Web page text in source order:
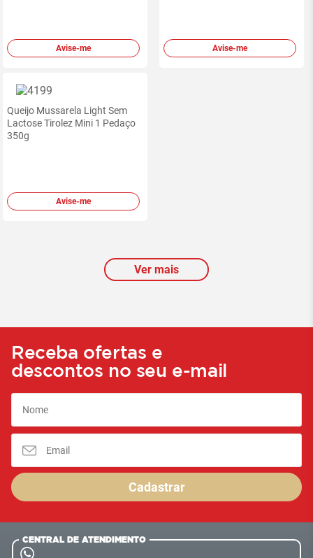
Avise-me Avise-me
Queijo Mussarela Light Sem
Lactose Tirolez Mini 1 Pedaço
350g
Avise-me
Ver mais
Receba ofertas e
descontos no seu e-mail
Cadastrar
CENTRAL DE ATENDIMENTO